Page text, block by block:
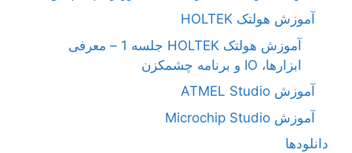
آموزش هولتک HOLTEK
آموزش هولتک HOLTEK جلسه 1 – معرفی
ابزارها، IO و برنامه چشمکزن
آموزش ATMEL Studio
آموزش Microchip Studio
دانلودها